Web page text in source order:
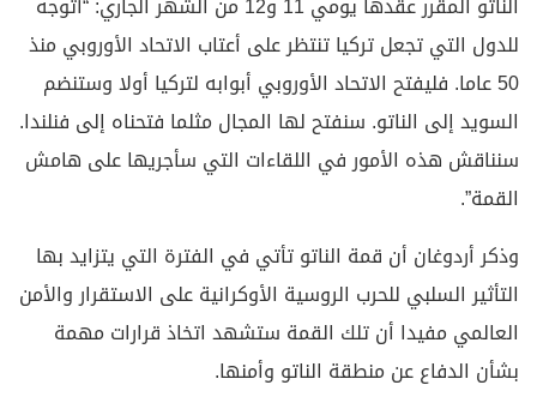
للدول التي تجعل تركيا تنتظر على أعتاب الاتحاد الأوروبي منذ
50 عاما. فليفتح الاتحاد الأوروبي أبوابه لتركيا أولا وستنضم
السويد إلى الناتو. سنفتح لها المجال مثلما فتحناه إلى فنلندا.
سنناقش هذه الأمور في اللقاءات التي سأجريها على هامش
القمة”.
وذكر أردوغان أن قمة الناتو تأتي في الفترة التي يتزايد بها
التأثير السلبي للحرب الروسية الأوكرانية على الاستقرار والأمن
العالمي مفيدا أن تلك القمة ستشهد اتخاذ قرارات مهمة
بشأن الدفاع عن منطقة الناتو وأمنها.